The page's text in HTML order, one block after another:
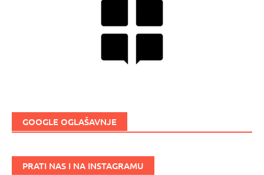
GOOGLE OGLAŠAVNJE
PRATI NAS I NA INSTAGRAMU